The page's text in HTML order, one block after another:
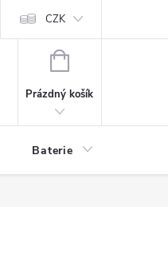
CZK
NÁKUPNÍ
Prázdný košík
Baterie